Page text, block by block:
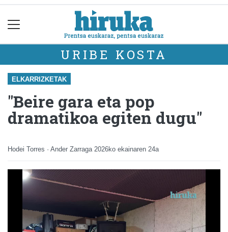
URIBE KOSTA
ELKARRIZKETAK
"Beire gara eta pop
dramatikoa egiten dugu"
Hodei Torres · Ander Zarraga 2026ko ekainaren 24a